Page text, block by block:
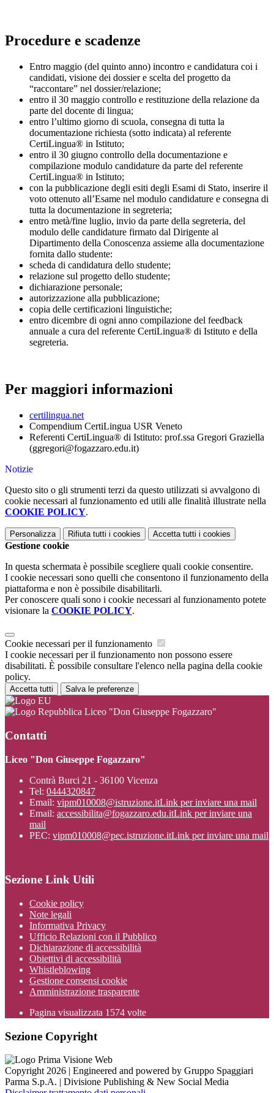
Procedure e scadenze
Entro maggio (del quinto anno) incontro e candidatura coi i
candidati, visione dei dossier e scelta del progetto da
“raccontare” nel dossier/relazione;
entro il 30 maggio controllo e restituzione della relazione da
parte del docente di lingua;
entro l’ultimo giorno di scuola, consegna di tutta la
documentazione richiesta (sotto indicata) al referente
CertiLingua® in Istituto;
entro il 30 giugno controllo della documentazione e
compilazione modulo candidature da parte del referente
CertiLingua® in Istituto;
con la pubblicazione degli esiti degli Esami di Stato, inserire il
voto ottenuto all’Esame nel modulo candidature e consegna di
tutta la documentazione in segreteria;
entro metà/fine luglio, invio da parte della segreteria, del
modulo delle candidature firmato dal Dirigente al
Dipartimento della Conoscenza assieme alla documentazione
fornita dallo studente:
scheda di candidatura dello studente;
relazione sul progetto dello studente;
dichiarazione personale;
autorizzazione alla pubblicazione;
copia delle certificazioni linguistiche;
entro dicembre di ogni anno compilazione del feedback
annuale a cura del referente CertiLingua® di Istituto e della
segreteria.
Per maggiori informazioni
certilingua.net
Compendium CertiLingua USR Veneto
Referenti CertiLingua® di Istituto: prof.ssa Gregori Graziella
(ggregori@fogazzaro.edu.it)
Notizie
Questo sito o gli strumenti terzi da questo utilizzati si avvalgono di
cookie necessari al funzionamento ed utili alle finalità illustrate nella
COOKIE POLICY.
Personalizza Rifiuta tutti i cookies Accetta tutti i cookies
Gestione cookie
In questa schermata è possibile scegliere quali cookie consentire.
I cookie necessari sono quelli che consentono il funzionamento della
piattaforma e non è possibile disabilitarli.
Per conoscere quali sono i cookie necessari al funzionamento potete
visionare la COOKIE POLICY.
Cookie necessari per il funzionamento
I cookie necessari per il funzionamento non possono essere
disabilitati. È possibile consultare l'elenco nella pagina della cookie
policy.
Accetta tutti Salva le preferenze
Liceo "Don Giuseppe Fogazzaro"
Contatti
Liceo "Don Giuseppe Fogazzaro"
Contrà Burci 21 - 36100 Vicenza
Tel: 0444320847
Email: vipm010008@istruzione.itLink per inviare una mail
Email: accessibilita@fogazzaro.edu.itLink per inviare una
mail
PEC: vipm010008@pec.istruzione.itLink per inviare una mail
Sezione Link Utili
Cookie policy
Note legali
Informativa Privacy
Ufficio Relazioni con il Pubblico
Dichiarazione di accessibilità
Obiettivi di accessibilità
Whistleblowing
Gestione consensi cookie
Amministrazione trasparente
Pagina visualizzata 1574 volte
Sezione Copyright
Copyright 2026 | Engineered and powered by Gruppo Spaggiari
Parma S.p.A. | Divisione Publishing & New Social Media